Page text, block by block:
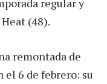
regular y
(48).
remontada de
el 6 de febrero: su